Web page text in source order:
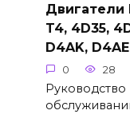
Двигатели
T4, 4D35,
D4AK,
0 28